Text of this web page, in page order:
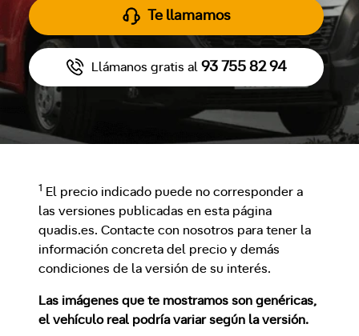
Te llamamos
Llámanos gratis al 93 755 82 94
1
El precio indicado puede no corresponder a
las versiones publicadas en esta página
quadis.es. Contacte con nosotros para tener la
información concreta del precio y demás
condiciones de la versión de su interés.
Las imágenes que te mostramos son genéricas,
el vehículo real podría variar según la versión.